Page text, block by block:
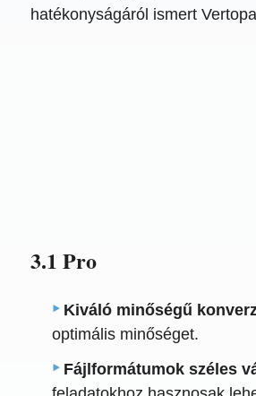
hatékonyságáról ismert
3.1 Pro
Kiváló minőségű
optimális minőséget.
Fájlformátumok széles